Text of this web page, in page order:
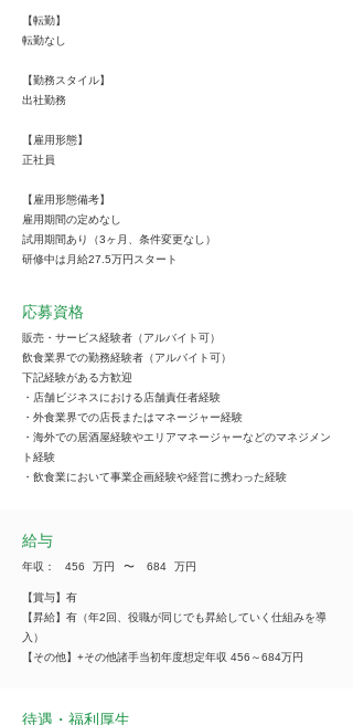
【転勤】
転勤なし
【勤務スタイル】
出社勤務
【雇用形態】
正社員
【雇用形態備考】
雇用期間の定めなし
試用期間あり（3ヶ月、条件変更なし）
研修中は月給27.5万円スタート
応募資格
販売・サービス経験者（アルバイト可）
飲食業界での勤務経験者（アルバイト可）
下記経験がある方歓迎
・店舗ビジネスにおける店舗責任者経験
・外食業界での店長またはマネージャー経験
・海外での居酒屋経験やエリアマネージャーなどのマネジメン
ト経験
・飲食業において事業企画経験や経営に携わった経験
給与
年収： 456 万円 ​〜 684 万円
【賞与】有
【昇給】有（年2回、役職が同じでも昇給していく仕組みを導
入）
【その他】+その他諸手当初年度想定年収 456～684万円
待遇・福利厚生